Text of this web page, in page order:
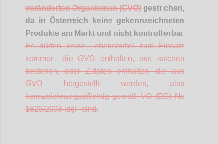
veränderten Organismen (GVO) gestrichen,
da in Österreich keine gekennzeichneten
Produkte am Markt und nicht kontrollierbar
Es dürfen keine Lebensmittel zum Einsatz
kommen, die GVO enthalten, aus solchen
bestehen, oder Zutaten enthalten, die aus
GVO hergestellt werden, also
kennzeichnungspflichtig gemäß VO (EG) Nr.
1829/2003idgFsind.